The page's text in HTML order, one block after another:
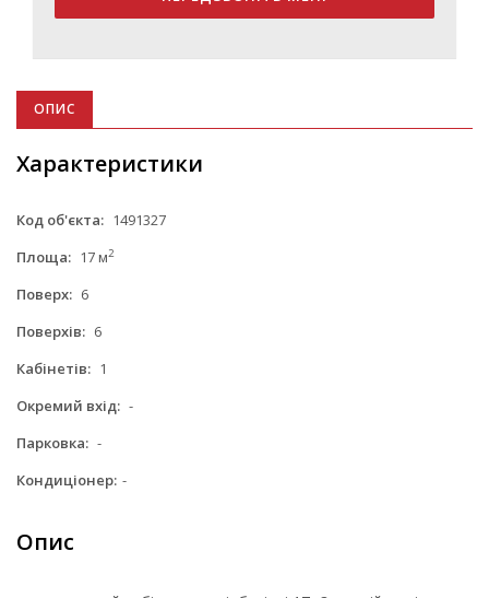
ОПИС
Характеристики
Код об'єкта: 1491327
Площа: 17 м2
Поверх: 6
Поверхів: 6
Кабінетів: 1
Окремий вхід: -
Парковка: -
Кондиціонер: -
Опис